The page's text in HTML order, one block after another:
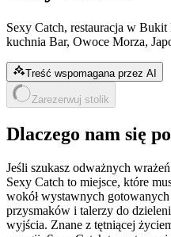
Sexy Catch, restauracja w
kuchnia Bar, Owoce Morza,
Treść wspomagana przez AI
Zarezerwuj stolik
Dlaczego nam się
Jeśli szukasz odważnych
Sexy Catch to miejsce, które
wokół wystawnych
przysmaków i talerzy do
wyjścia. Znane z tętniącej